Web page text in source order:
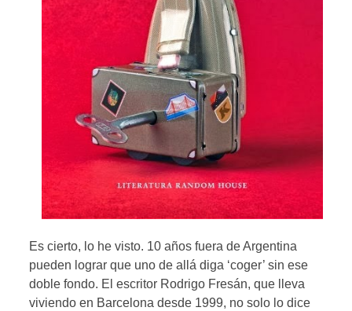
Es cierto, lo he visto. 10 años fuera de Argentina
pueden lograr que uno de allá diga ‘coger’ sin ese
doble fondo. El escritor Rodrigo Fresán, que lleva
viviendo en Barcelona desde 1999, no solo lo dice